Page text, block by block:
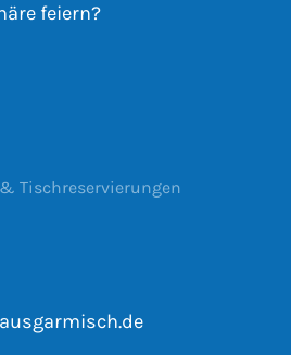
feiern?
Tischreservierungen